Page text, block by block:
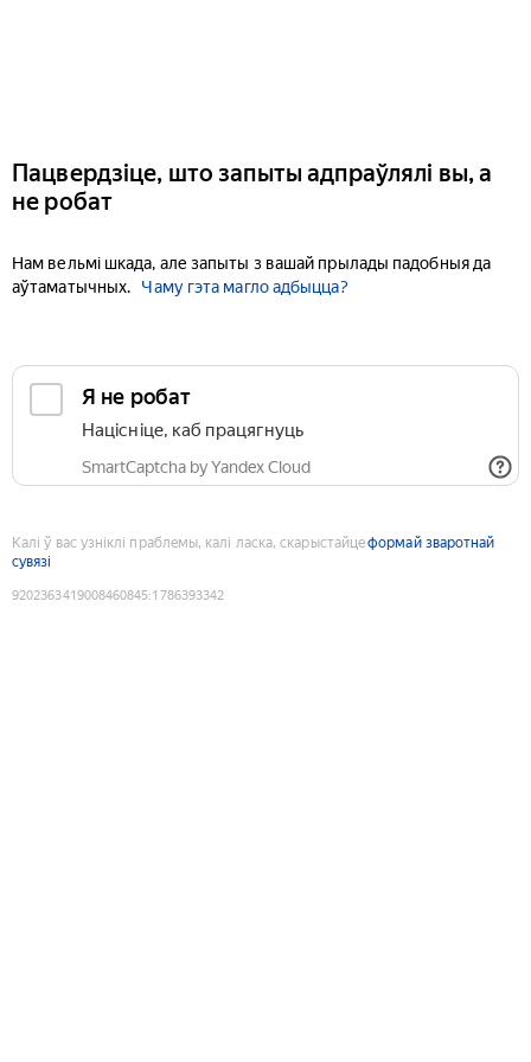
Пацвердзіце, што запыты адпраўлялі вы, а
не робат
Нам вельмі шкада, але запыты з вашай прылады падобныя да
аўтаматычных.
Чаму гэта магло адбыцца?
Я не робат
Націсніце, каб працягнуць
SmartCaptcha by Yandex Cloud
Калі ў вас узніклі праблемы, калі ласка, скарыстайцеформай зваротнай
сувязі
9202363419008460845:1786393342